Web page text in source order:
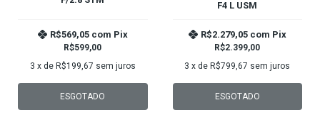
R$599,00
R$569,05 com Pix
3 x de R$199,67 sem juros
ESGOTADO
F4 L USM
R$2.399,00
R$2.279,05 com Pix
3 x de R$799,67 sem juros
ESGOTADO